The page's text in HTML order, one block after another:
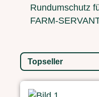
Rundumschutz
FARM-